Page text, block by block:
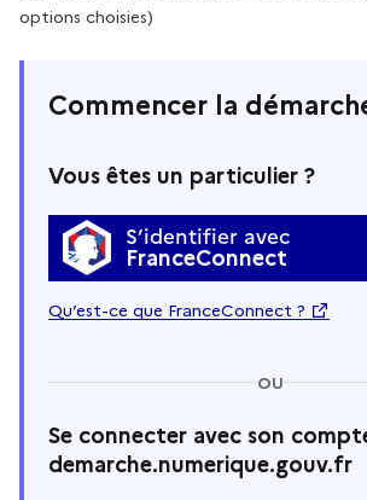
options choisies)
Commencer la
Vous êtes un particulier ?
S’identifier avec
FranceConnect
Qu’est-ce que FranceConnect ?
OU
Se connecter avec son
demarche.numerique.gouv.fr